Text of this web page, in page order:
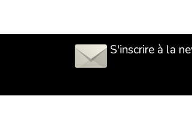
S'inscrire à la